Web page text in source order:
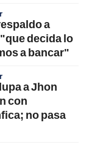
a
decida lo
a bancar"
a Jhon
con
no pasa